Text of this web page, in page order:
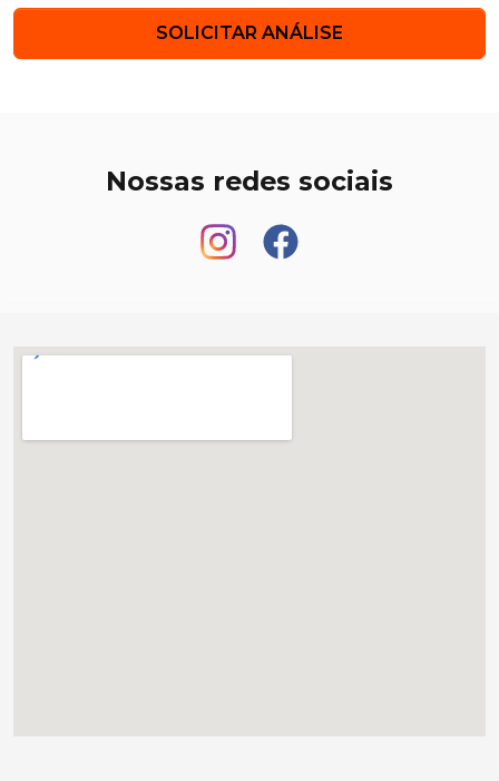
SOLICITAR ANÁLISE
Nossas redes sociais